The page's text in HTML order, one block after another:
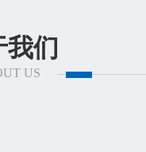
我们
US